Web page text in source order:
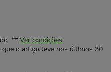
** Ver condições
que o artigo teve nos últimos 30